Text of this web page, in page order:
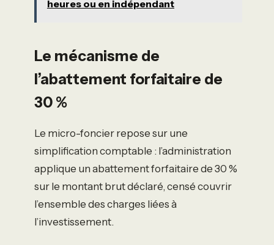
heures ou en indépendant
Le mécanisme de
l’abattement forfaitaire de
30 %
Le micro-foncier repose sur une
simplification comptable : l’administration
applique un abattement forfaitaire de 30 %
sur le montant brut déclaré, censé couvrir
l’ensemble des charges liées à
l’investissement.